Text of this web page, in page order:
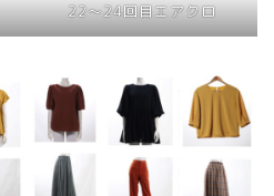
22〜24回目エアクロ